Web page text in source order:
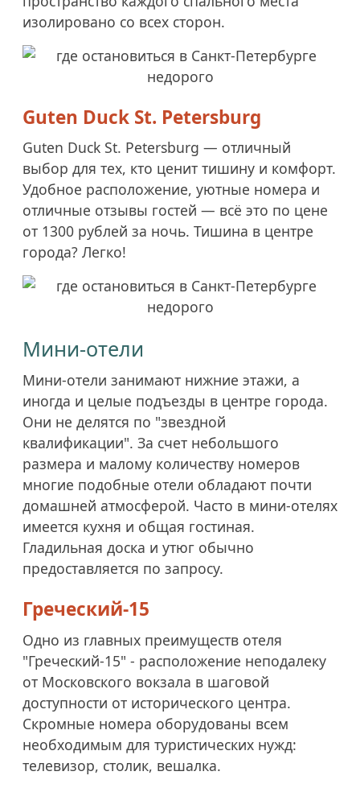
изолировано со всех сторон.
Guten Duck St. Petersburg
Guten Duck St. Petersburg — отличный
выбор для тех, кто ценит тишину и комфорт.
Удобное расположение, уютные номера и
отличные отзывы гостей — всё это по цене
от 1300 рублей за ночь. Тишина в центре
города? Легко!
Мини-отели
Мини-отели занимают нижние этажи, а
иногда и целые подъезды в центре города.
Они не делятся по "звездной
квалификации". За счет небольшого
размера и малому количеству номеров
многие подобные отели обладают почти
домашней атмосферой. Часто в мини-отелях
имеется кухня и общая гостиная.
Гладильная доска и утюг обычно
предоставляется по запросу.
Греческий-15
Одно из главных преимуществ отеля
"Греческий-15" - расположение неподалеку
от Московского вокзала в шаговой
доступности от исторического центра.
Скромные номера оборудованы всем
необходимым для туристических нужд:
телевизор, столик, вешалка.